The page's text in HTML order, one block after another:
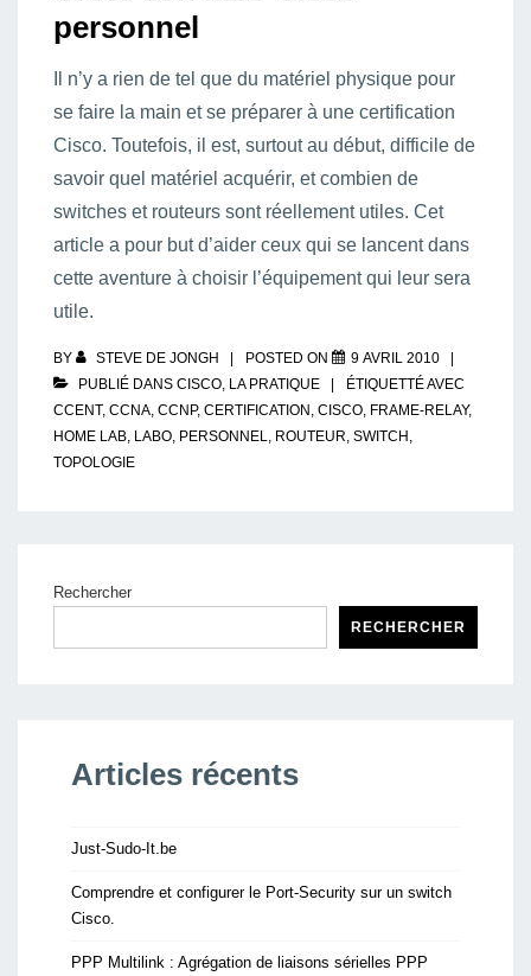
personnel
Il n’y a rien de tel que du matériel physique pour
se faire la main et se préparer à une certification
Cisco. Toutefois, il est, surtout au début, difficile de
savoir quel matériel acquérir, et combien de
switches et routeurs sont réellement utiles. Cet
article a pour but d’aider ceux qui se lancent dans
cette aventure à choisir l’équipement qui leur sera
utile.
BY STEVE DE JONGH POSTED ON
9 AVRIL 2010
PUBLIÉ DANS CISCO, LA PRATIQUE
ÉTIQUETTÉ AVEC
CCENT, CCNA, CCNP, CERTIFICATION , CISCO, FRAME-RELAY,
HOME LAB, LABO, PERSONNEL, ROUTEUR, SWITCH ,
TOPOLOGIE
Rechercher
RECHERCHER
Articles récents
Just-Sudo-It.be
Comprendre et configurer le Port-Security sur un switch
Cisco.
PPP Multilink : Agrégation de liaisons sérielles PPP